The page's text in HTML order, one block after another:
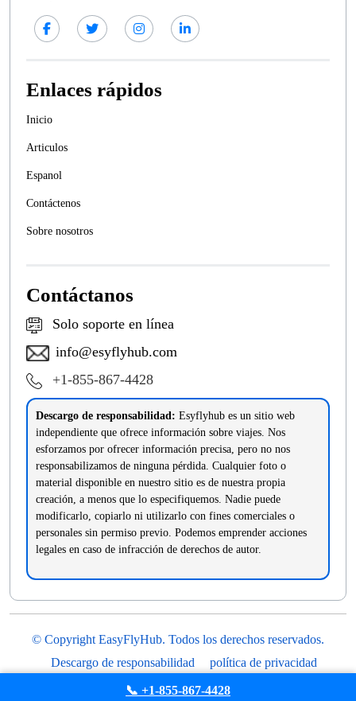
Enlaces rápidos
Inicio
Articulos
Espanol
Contáctenos
Sobre nosotros
Contáctanos
Solo soporte en línea
info@esyflyhub.com
+1-855-867-4428
Descargo de responsabilidad: Esyflyhub es un sitio web
independiente que ofrece información sobre viajes. Nos
esforzamos por ofrecer información precisa, pero no nos
responsabilizamos de ninguna pérdida. Cualquier foto o
material disponible en nuestro sitio es de nuestra propia
creación, a menos que lo especifiquemos. Nadie puede
modificarlo, copiarlo ni utilizarlo con fines comerciales o
personales sin permiso previo. Podemos emprender acciones
legales en caso de infracción de derechos de autor.
© Copyright EasyFlyHub. Todos los derechos reservados.
Descargo de responsabilidad
política de privacidad
📞 +1-855-867-4428